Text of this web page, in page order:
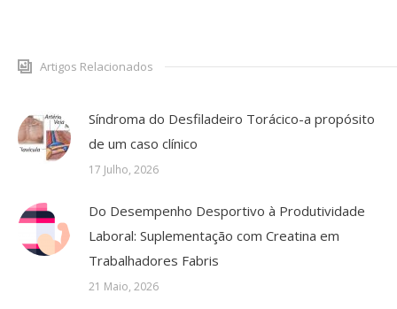
Artigos Relacionados
Síndroma do Desfiladeiro Torácico-a propósito
de um caso clínico
17 Julho, 2026
Do Desempenho Desportivo à Produtividade
Laboral: Suplementação com Creatina em
Trabalhadores Fabris
21 Maio, 2026